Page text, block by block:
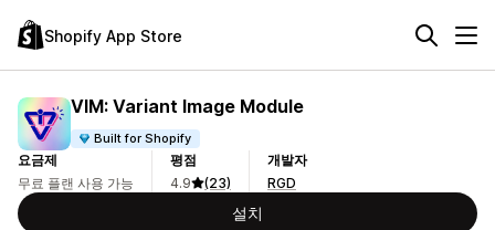
Shopify App Store
VIM: Variant Image Module
Built for Shopify
요금제
무료 플랜 사용 가능
평점
4.9
(23)
개발자
RGD
설치